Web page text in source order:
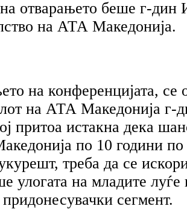
отварањето беше г-дин
на АТА Македонија.
на конференцијата, се
на АТА Македонија г-
притоа истакна дека
по 10 години
треба да се
улогата на младите
сегмент.